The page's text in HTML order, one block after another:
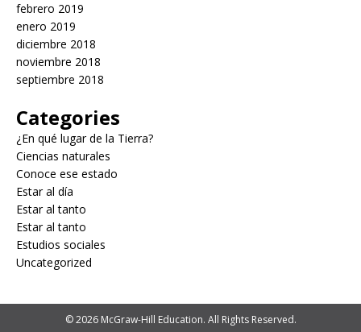
febrero 2019
enero 2019
diciembre 2018
noviembre 2018
septiembre 2018
Categories
¿En qué lugar de la Tierra?
Ciencias naturales
Conoce ese estado
Estar al día
Estar al tanto
Estar al tanto
Estudios sociales
Uncategorized
© 2026 McGraw-Hill Education. All Rights Reserved.